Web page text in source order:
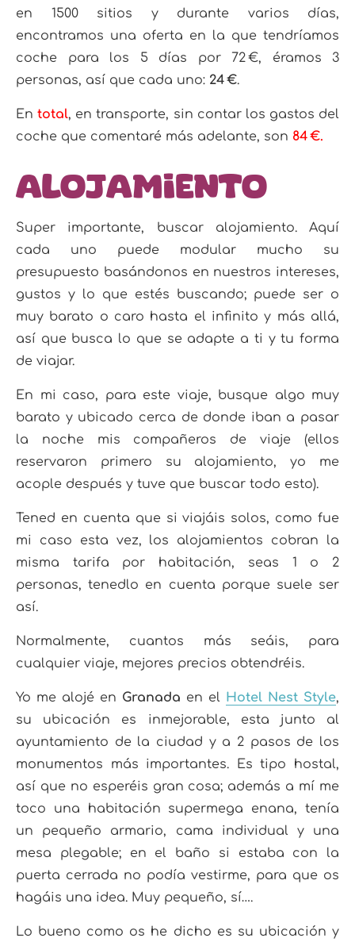
en 1500 sitios y durante varios días,
encontramos una oferta en la que tendríamos
coche para los 5 días por 72 €, éramos 3
personas, así que cada uno: 24 €.
Entotal, en transporte, sin contar los gastos del
coche que comentaré más adelante, son 84 €.
Alojamiento
Super importante, buscar alojamiento. Aquí
cada uno puede modular mucho su
presupuesto basándonos en nuestros intereses,
gustos y lo que estés buscando; puede ser o
muy barato o caro hasta el infinito y más allá,
así que busca lo que se adapte a ti y tu forma
de viajar.
En mi caso, para este viaje, busque algo muy
barato y ubicado cerca de donde iban a pasar
la noche mis compañeros de viaje (ellos
reservaron primero su alojamiento, yo me
acople después y tuve que buscar todo esto).
Tened en cuenta que si viajáis solos, como fue
mi caso esta vez, los alojamientos cobran la
misma tarifa por habitación, seas 1 o 2
personas, tenedlo en cuenta porque suele ser
así.
Normalmente, cuantos más seáis, para
cualquier viaje, mejores precios obtendréis.
Yo me alojé en Granada en el Hotel Nest Style,
su ubicación es inmejorable, esta junto al
ayuntamiento de la ciudad y a 2 pasos de los
monumentos más importantes. Es tipo hostal,
así que no esperéis gran cosa; además a mí me
toco una habitación supermega enana, tenía
un pequeño armario, cama individual y una
mesa plegable; en el baño si estaba con la
puerta cerrada no podía vestirme, para que os
hagáis una idea. Muy pequeño, sí….
Lo bueno como os he dicho es su ubicación y